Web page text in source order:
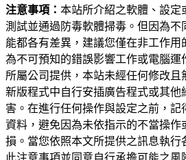
注意事項： 本站所介紹之軟體、設定
測試並通過防毒軟體掃毒。但因為不
能都各有差異，建議您僅在非工作用
為不可預知的錯誤影響工作或電腦運
所屬公司提供，本站未經任何修改且
新版程式中自行安插廣告程式或其他
害。在進行任何操作與設定之前，
資料，避免因為未依指示的不當操作
損。當您依照本文所提供之訊息執行
此注意事項並同意自行承擔可能之風